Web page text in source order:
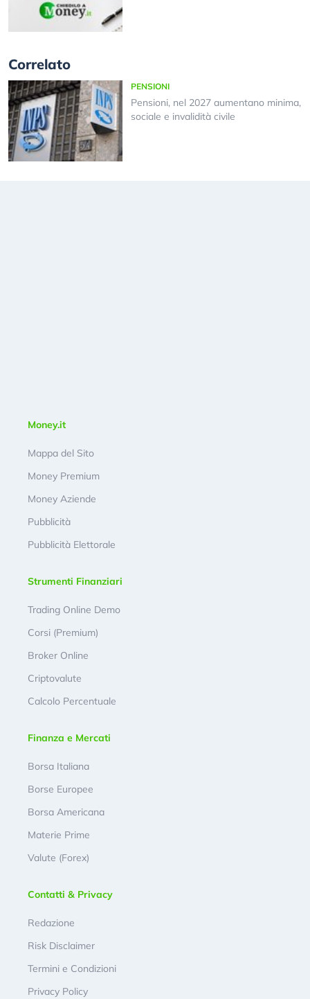
Correlato
PENSIONI
Pensioni, nel 2027 aumentano minima,
sociale e invalidità civile
Money.it
Mappa del Sito
Money Premium
Money Aziende
Pubblicità
Pubblicità Elettorale
Strumenti Finanziari
Trading Online Demo
Corsi (Premium)
Broker Online
Criptovalute
Calcolo Percentuale
Finanza e Mercati
Borsa Italiana
Borse Europee
Borsa Americana
Materie Prime
Valute (Forex)
Contatti & Privacy
Redazione
Risk Disclaimer
Termini e Condizioni
Privacy Policy